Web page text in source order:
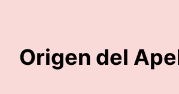
Origen del